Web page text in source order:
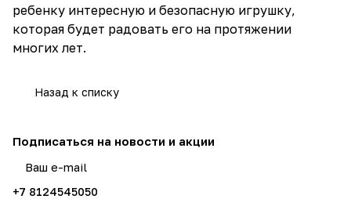
ребенку интересную и безопасную игрушку,
которая будет радовать его на протяжении
многих лет.
Назад к списку
Подписаться на новости и акции
+7 8124545050